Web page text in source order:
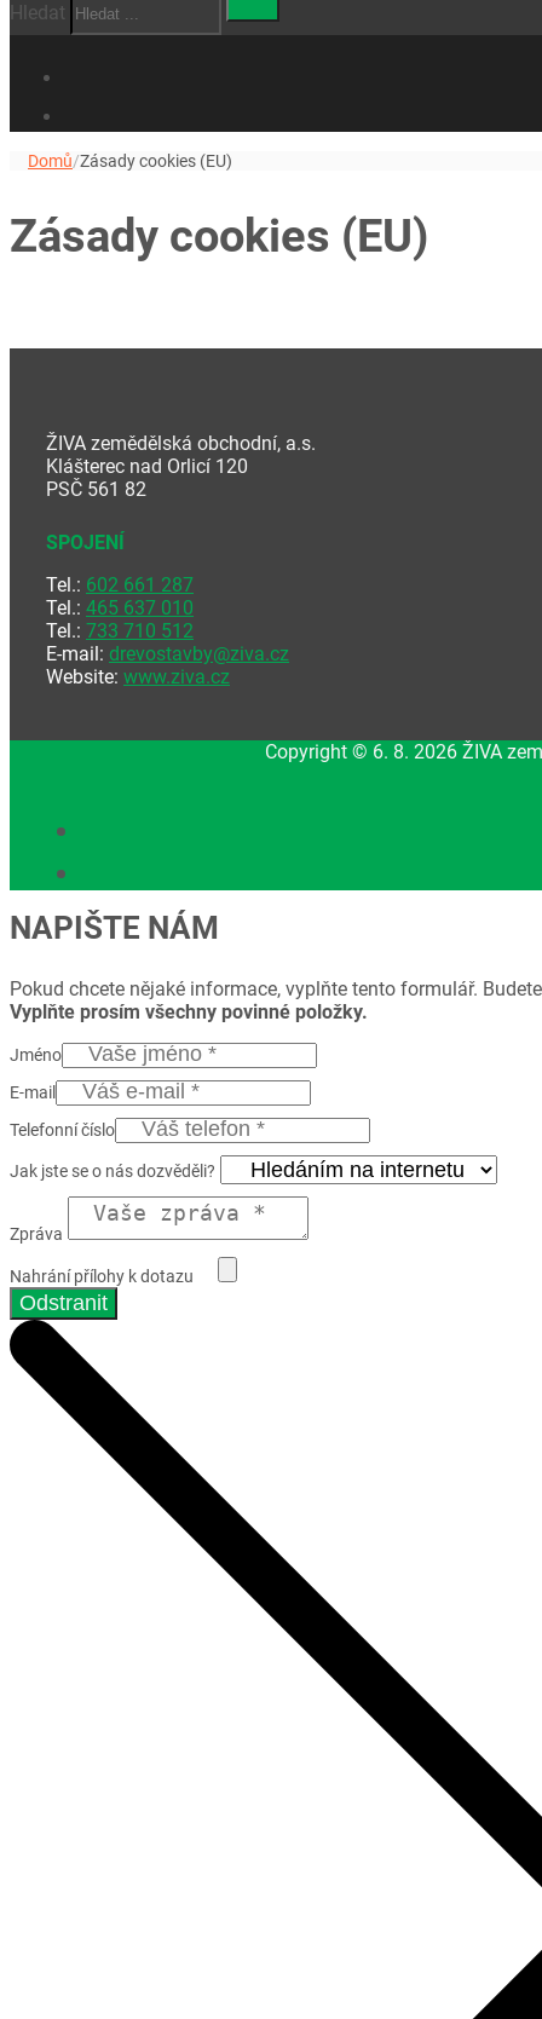
Hledat
Domů/Zásady cookies (EU)
Zásady cookies (EU)
ŽIVA zemědělská obchodní, a.s.
Klášterec nad Orlicí 120
PSČ 561 82
SPOJENÍ
Tel.: 602 661 287
Tel.: 465 637 010
Tel.: 733 710 512
E-mail: drevostavby@ziva.cz
Website: www.ziva.cz
Copyright © 6. 8. 2026 ŽIVA
NAPIŠTE NÁM
Pokud chcete nějaké informace, vyplňte tento formulář.
Vyplňte prosím všechny povinné položky.
Jméno
E-mail
Telefonní číslo
Jak jste se o nás dozvěděli?
Zpráva
Nahrání přílohy k dotazu
Odstranit